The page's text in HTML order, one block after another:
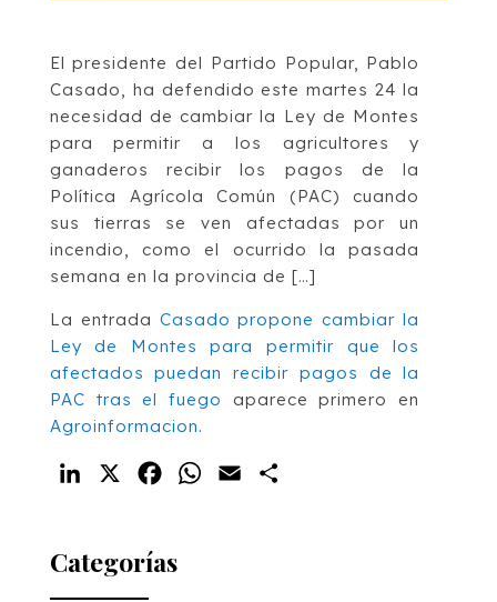
El presidente del Partido Popular, Pablo
Casado, ha defendido este martes 24 la
necesidad de cambiar la Ley de Montes
para permitir a los agricultores y
ganaderos recibir los pagos de la
Política Agrícola Común (PAC) cuando
sus tierras se ven afectadas por un
incendio, como el ocurrido la pasada
semana en la provincia de […]
La entrada Casado propone cambiar la
Ley de Montes para permitir que los
afectados puedan recibir pagos de la
PAC tras el fuego
aparece primero en
Agroinformacion.
LinkedIn FacebookWhatsApp
Email
Categorías